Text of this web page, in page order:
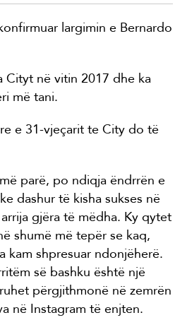
largimin e Bernardo
Cityt në vitin 2017 dhe ka
më tani.
e 31-vjeçarit te City do të
parë, po ndiqja ëndrrën e
dashur të kisha sukses në
gjëra të mëdha. Ky qytet
shumë më tepër se kaq,
kam shpresuar ndonjëherë.
së bashku është një
përgjithmonë në zemrën
në Instagram të enjten.